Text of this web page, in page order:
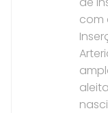
com